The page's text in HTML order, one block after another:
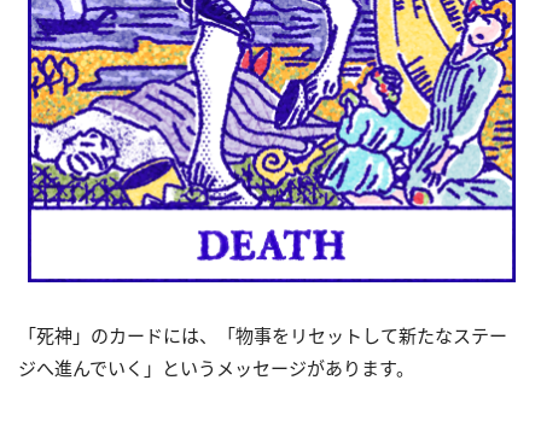
「死神」のカードには、「物事をリセットして新たなステー
ジへ進んでいく」というメッセージがあります。